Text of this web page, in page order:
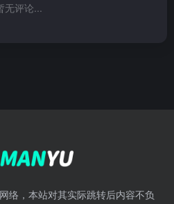
无评论...
络，本站对其实际跳转后内容不负